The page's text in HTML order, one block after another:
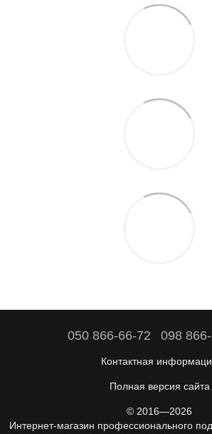
050 866-66-72 098
Контактная
Полная версия сайта
© 2016—2026
Интернет-магазин профессионального